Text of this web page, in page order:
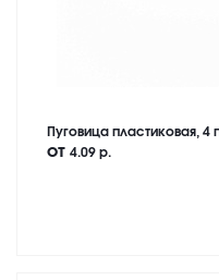
Пуговица пластиковая, 4
от 4.09 р.